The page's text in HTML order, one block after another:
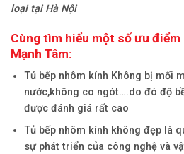
loại tại Hà Nội
Cùng tìm hiểu một số ưu
Mạnh Tâm:
Tủ bếp nhôm kính Không bị mối
nước,không co ngót….do đó độ
được đánh giá rất cao
Tủ bếp nhôm kính không đẹp là
sự phát triển của công nghệ và